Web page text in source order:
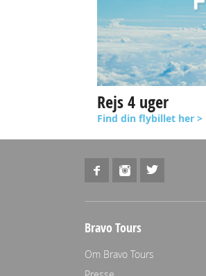
Rejs 4 uger
Find din flybillet her >
Bravo Tours
Om Bravo Tours